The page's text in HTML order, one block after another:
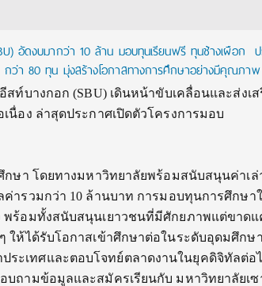
อัดงบมากว่า 10 ล้าน มอบทุนเรียนฟรี ทุนช้างเผือก ป
ว่า 80 ทุน มุ่งสร้างโอกาสทางการศึกษาอย่างมีคุณภาพ
สท์บางกอก (SBU) เดินหน้าขับเคลื่อนและส่งเ
เนื่อง ล่าสุดประกาศเปิดตัวโครงการมอบ
กษาประจำปี
กษา โดยทางมหาวิทยาลัยพร้อมสนับสนุนค่าเ
ค่ารวมกว่า 10 ล้านบาท การมอบทุนการศึกษ
พร้อมทั้งสนับสนุนเยาวชนที่มีศักยภาพแต่ขาด
ให้ได้รับโอกาสเข้าศึกษาต่อในระดับอุดมศึก
ระเทศและตอบโจทย์ตลาดงานในยุคดิจิทัลต่อ
บถามข้อมูลและสมัครเรียนกับ มหาวิทยาลัยเ